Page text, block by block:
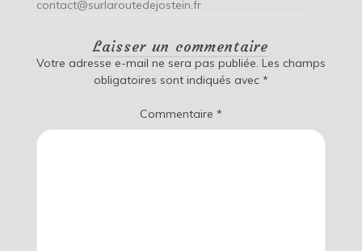
contact@surlaroutedejostein.fr
Laisser un commentaire
Votre adresse e-mail ne sera pas publiée. Les champs
obligatoires sont indiqués avec *
Commentaire *